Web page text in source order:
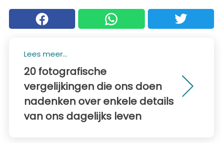
Lees meer...
20 fotografische
vergelijkingen die ons doen
nadenken over enkele details
van ons dagelijks leven